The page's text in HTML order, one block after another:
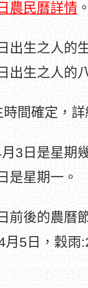
農民曆詳情
出生之人的
出生之人的
時間確定，
3日是星期
是星期一。
前後的農曆
月5日，穀雨